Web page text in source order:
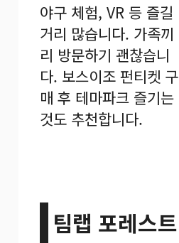
야구 체험, VR 등 즐길
거리 많습니다. 가족끼
리 방문하기 괜찮습니
다. 보스이조 펀티켓 구
매 후 테마파크 즐기는
것도 추천합니다.
팀랩 포레스트